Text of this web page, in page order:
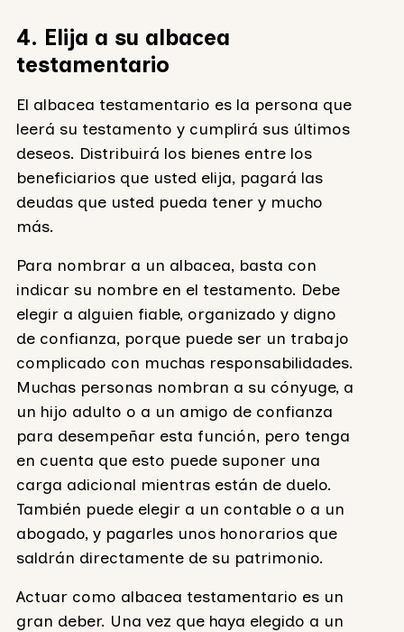
4. Elija a su albacea
testamentario
El albacea testamentario es la persona que
leerá su testamento y cumplirá sus últimos
deseos. Distribuirá los bienes entre los
beneficiarios que usted elija, pagará las
deudas que usted pueda tener y mucho
más.
Para nombrar a un albacea, basta con
indicar su nombre en el testamento. Debe
elegir a alguien fiable, organizado y digno
de confianza, porque puede ser un trabajo
complicado con muchas responsabilidades.
Muchas personas nombran a su cónyuge, a
un hijo adulto o a un amigo de confianza
para desempeñar esta función, pero tenga
en cuenta que esto puede suponer una
carga adicional mientras están de duelo.
También puede elegir a un contable o a un
abogado, y pagarles unos honorarios que
saldrán directamente de su patrimonio.
Actuar como albacea testamentario es un
gran deber. Una vez que haya elegido a un